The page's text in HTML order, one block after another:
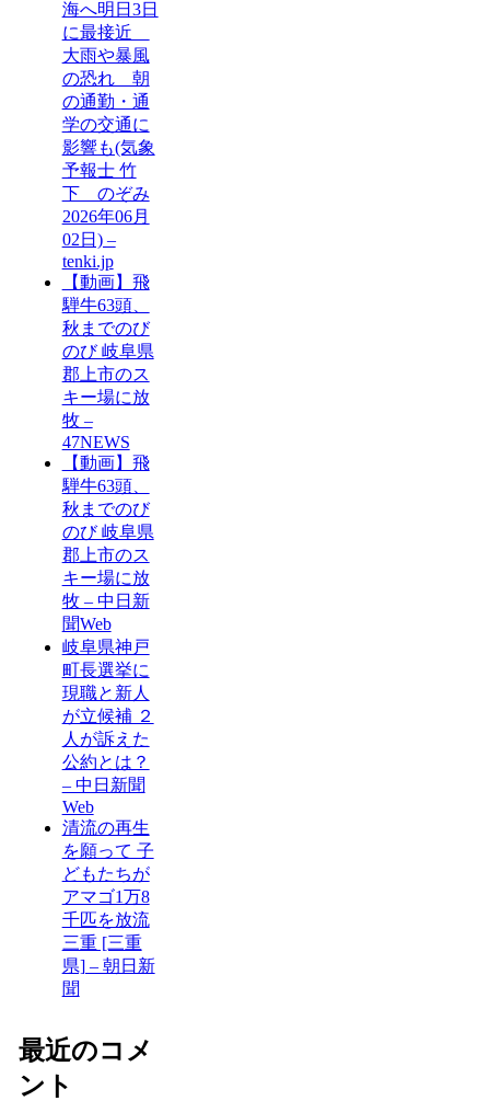
海へ明日3日
に最接近
大雨や暴風
の恐れ 朝
の通勤・通
学の交通に
影響も(気象
予報士 竹
下 のぞみ
2026年06月
02日) –
tenki.jp
【動画】飛
騨牛63頭、
秋までのび
のび 岐阜県
郡上市のス
キー場に放
牧 –
47NEWS
【動画】飛
騨牛63頭、
秋までのび
のび 岐阜県
郡上市のス
キー場に放
牧 – 中日新
聞Web
岐阜県神戸
町長選挙に
現職と新人
が立候補 ２
人が訴えた
公約とは？
– 中日新聞
Web
清流の再生
を願って 子
どもたちが
アマゴ1万8
千匹を放流
三重 [三重
県] – 朝日新
聞
最近のコメ
ント